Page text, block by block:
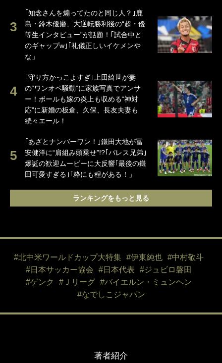
｢知念さんを煽ってたのと同じ人？｣鹿
島・鈴木優磨、大逆転勝利後の“超・優
等生インタビュー”が話題！｢試合中と
のギャップw｣｢礼儀正しいイケメンや
な」
｢守り方かっこよすぎ｣上田綺世が妻
の“ワンオペ騒動”に家族写真でアンサ
ー！ボールも嫁の炎上も収める“神対
応”に新婚の板倉、久保、長友夫妻も
続々エール！
｢あざとナンバーワン！｣鎌田大地が冨
安健洋に“肩組み頭乗せ”!?｢パレス兄弟｣
爆誕の歓迎ムービーに大反響｢最後の鎌
田可愛すぎる｣｢粋にも程がある！」
ランキングをもっと見る
#北中米ワールドカップ大特集 #伊東純也
#中村敬斗
#日本サッカー協会
#日本代表
#ジュビロ磐田
#ゲンク
#Ｊリーグ
#バイエルン・ミュンヘン
#なでしこジャパン
著者紹介